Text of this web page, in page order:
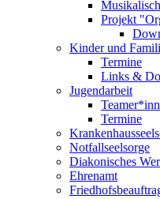
Projekt
Kinder und
Termine
Links &
Jugendarbeit
Termine
Notfallseelsorge
Diakonisches
Ehrenamt